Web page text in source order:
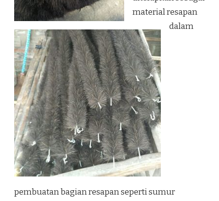
material resapan
dalam
pembuatan bagian resapan seperti sumur